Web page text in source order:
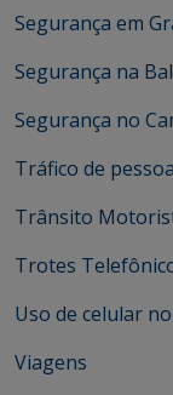
Segurança em
Segurança na
Segurança no
Tráfico de
Trânsito
Trotes
Uso de celular
Viagens